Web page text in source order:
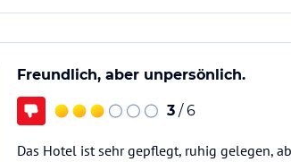
Freundlich, aber unpersönlich.
3 / 6
Das Hotel ist sehr gepflegt, ruhig gelegen,